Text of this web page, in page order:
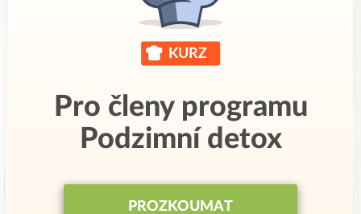
Pro členy programu
Podzimní detox
PROZKOUMAT